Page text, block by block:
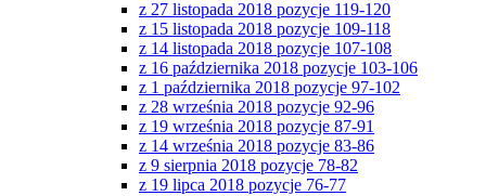
z 27 listopada 2018 pozycje 119-120
z 15 listopada 2018 pozycje 109-118
z 14 listopada 2018 pozycje 107-108
z 16 października 2018 pozycje 103-106
z 1 października 2018 pozycje 97-102
z 28 września 2018 pozycje 92-96
z 19 września 2018 pozycje 87-91
z 14 września 2018 pozycje 83-86
z 9 sierpnia 2018 pozycje 78-82
z 19 lipca 2018 pozycje 76-77